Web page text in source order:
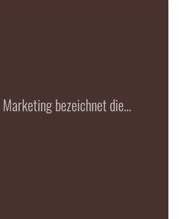
bezeichnet die…